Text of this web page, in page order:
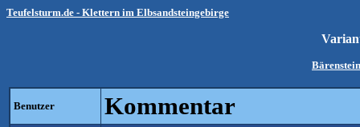
Teufelsturm.de - Klettern im Elbsandsteingebirge
Benutzer Kommentar